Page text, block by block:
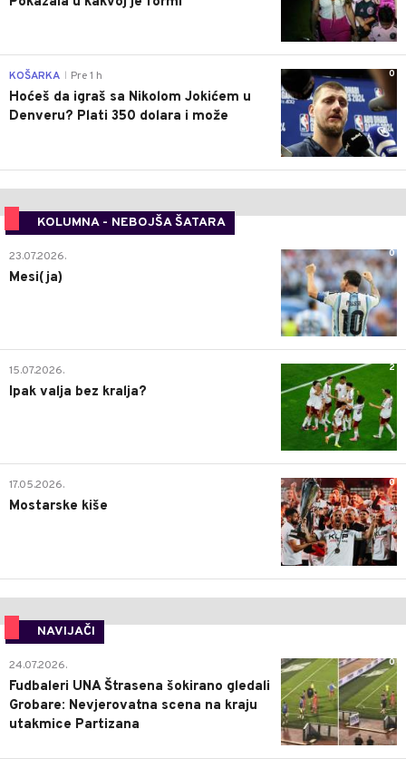
0
KOŠARKA Pre 1 h
Hoćeš da igraš sa Nikolom Jokićem u
Denveru? Plati 350 dolara i može
KOLUMNA - NEBOJŠA ŠATARA
0
23.07.2026.
Mesi(ja)
2
15.07.2026.
Ipak valja bez kralja?
0
17.05.2026.
Mostarske kiše
NAVIJAČI
0
24.07.2026.
Fudbaleri UNA Štrasena šokirano gledali
Grobare: Nevjerovatna scena na kraju
utakmice Partizana